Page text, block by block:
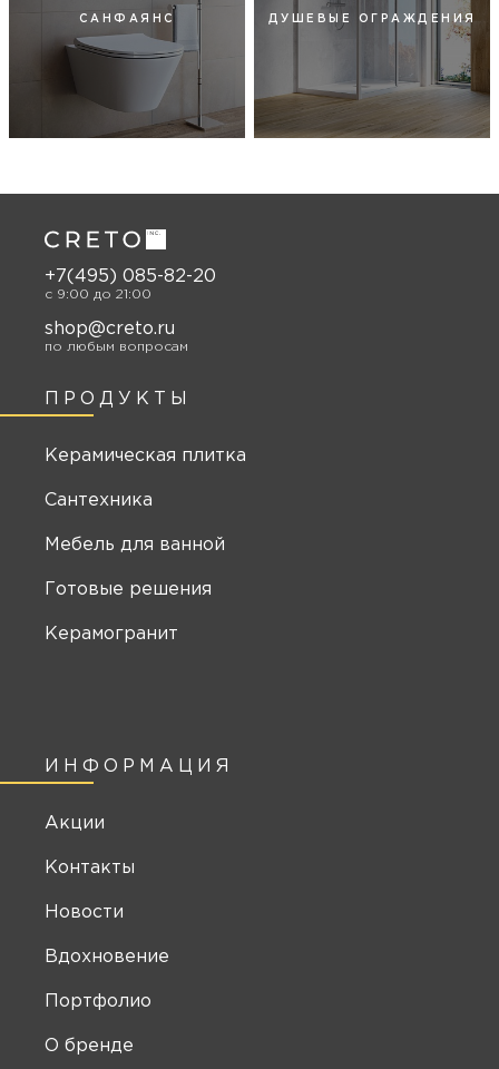
САНФАЯНС ДУШЕВЫЕ ОГРАЖДЕНИЯ
ИНФОРМАЦИЯ
Акции
Контакты
Новости
Вдохновение
Портфолио
О бренде
ПРОДУКТЫ
Керамическая плитка
Сантехника
Мебель для ванной
Готовые решения
Керамогранит
+7(495) 085-82-20
c 9:00 до 21:00
shop@creto.ru
по любым вопросам